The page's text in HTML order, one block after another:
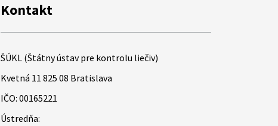
Kontakt
ŠÚKL (Štátny ústav pre kontrolu liečiv)
Kvetná 11 825 08 Bratislava
IČO: 00165221
Ústredňa: